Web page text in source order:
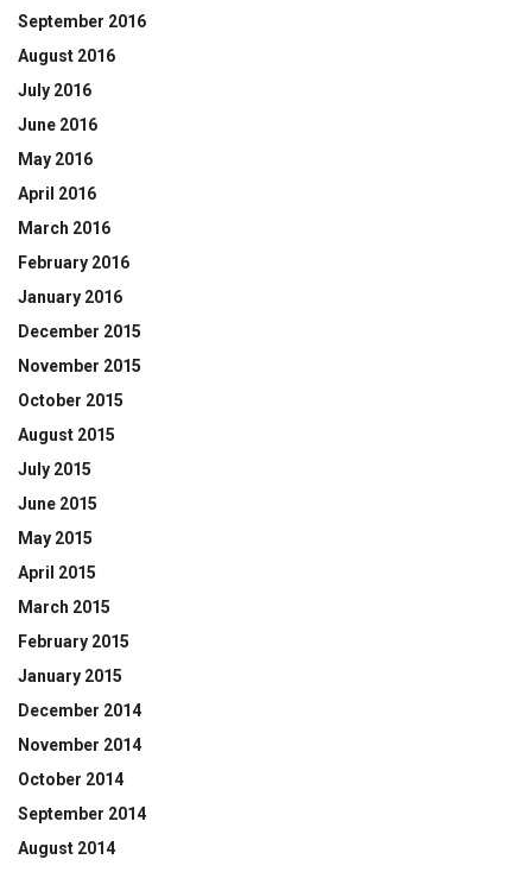
September 2016
August 2016
July 2016
June 2016
May 2016
April 2016
March 2016
February 2016
January 2016
December 2015
November 2015
October 2015
August 2015
July 2015
June 2015
May 2015
April 2015
March 2015
February 2015
January 2015
December 2014
November 2014
October 2014
September 2014
August 2014